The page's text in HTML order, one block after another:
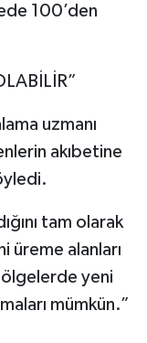
100’den
uzmanı
akıbetine
tam olarak
üreme alanları
yeni
mümkün.”